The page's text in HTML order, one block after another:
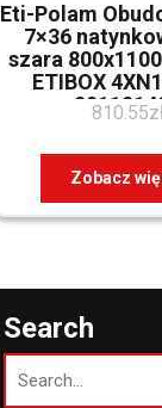
Eti-Polam
7×36
szara
ETIBOX
810.55
Zobacz
Search